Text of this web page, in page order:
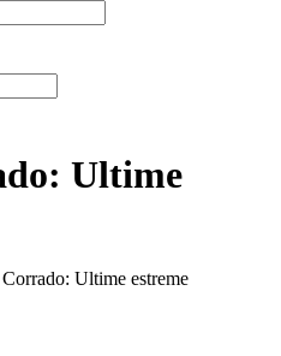
Ultime
Ultime estreme